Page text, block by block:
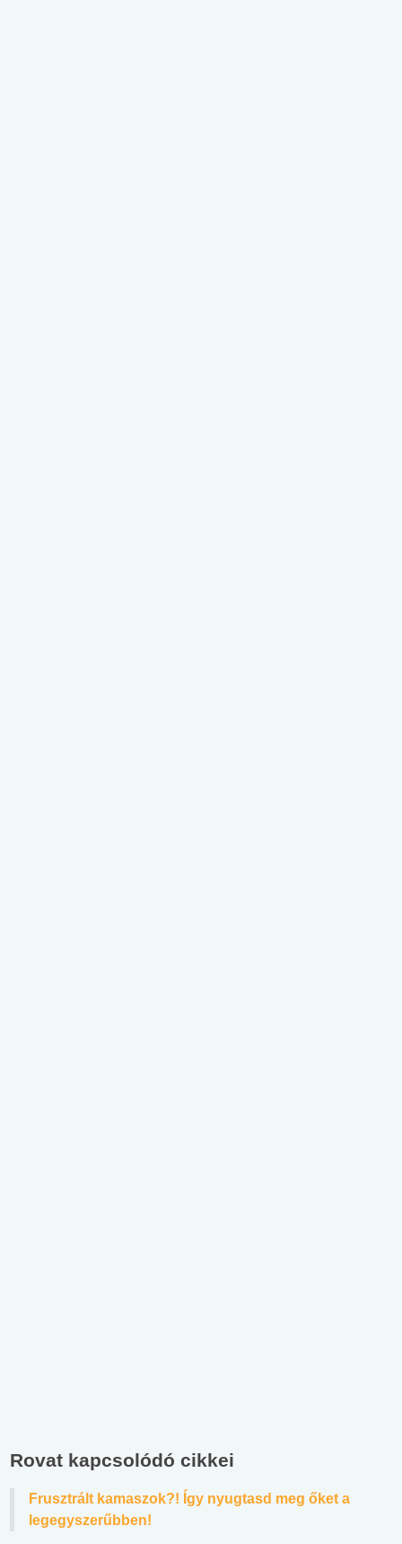
Rovat kapcsolódó cikkei
Frusztrált kamaszok?! Így nyugtasd meg őket a
legegyszerűbben!